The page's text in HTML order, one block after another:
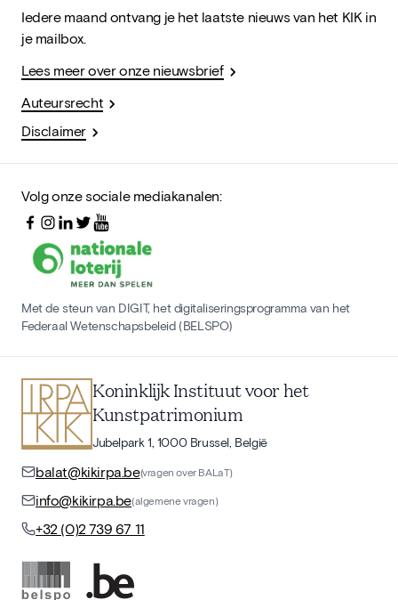
Iedere maand ontvang je het laatste nieuws van het KIK in
je mailbox.
Lees meer over onze nieuwsbrief
Auteursrecht
Disclaimer
Volg onze sociale mediakanalen:
Met de steun van DIGIT, het digitaliseringsprogramma van het
Federaal Wetenschapsbeleid (BELSPO)
Koninklijk Instituut voor het
Kunstpatrimonium
Jubelpark 1, 1000 Brussel, België
balat@kikirpa.be(vragen over BALaT)
info@kikirpa.be(algemene vragen)
+32 (0)2 739 67 11